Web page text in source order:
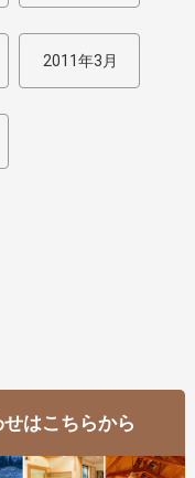
2011年3月
はこちらから